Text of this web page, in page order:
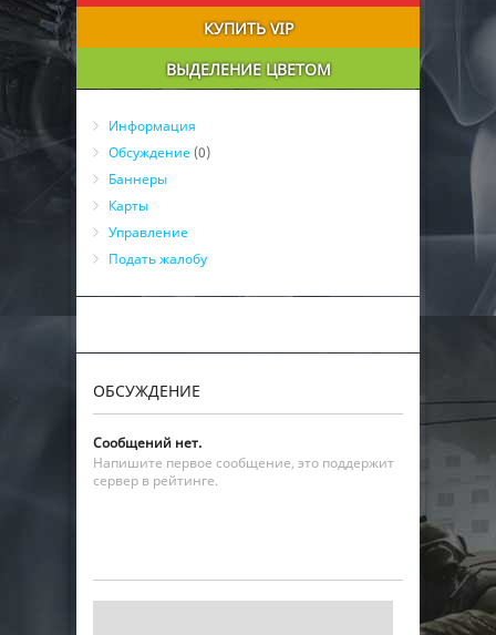
КУПИТЬ VIP
ВЫДЕЛЕНИЕ ЦВЕТОМ
Информация
Обсуждение (0)
Баннеры
Карты
Управление
Подать жалобу
ОБСУЖДЕНИЕ
Сообщений нет.
Напишите первое сообщение, это поддержит
сервер в рейтинге.